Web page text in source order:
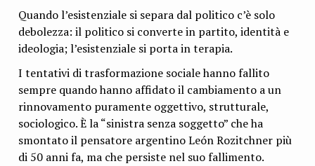
Quando l’esistenziale si separa dal politico c’è solo
debolezza: il politico si converte in partito, identità e
ideologia; l’esistenziale si porta in terapia.
I tentativi di trasformazione sociale hanno fallito
sempre quando hanno affidato il cambiamento a un
rinnovamento puramente oggettivo, strutturale,
sociologico. È la “sinistra senza soggetto” che ha
smontato il pensatore argentino León Rozitchner più
di 50 anni fa, ma che persiste nel suo fallimento.